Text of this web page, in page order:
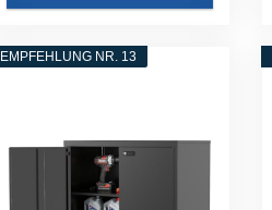
EMPFEHLUNG NR. 13